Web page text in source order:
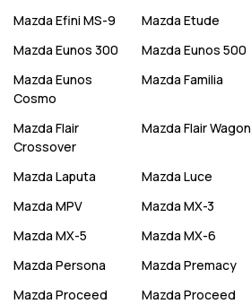
Mazda Efini MS-9 Mazda Etude
Mazda Eunos 300 Mazda Eunos 500
Mazda Eunos
Cosmo
Mazda Familia
Mazda Flair
Crossover
Mazda Flair Wagon
Mazda Laputa Mazda Luce
Mazda MPV Mazda MX-3
Mazda MX-5 Mazda MX-6
Mazda Persona Mazda Premacy
Mazda Proceed
Mazda Proceed